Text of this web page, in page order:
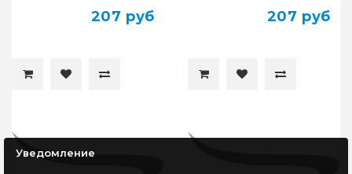
207 руб 207 руб
Уведомление